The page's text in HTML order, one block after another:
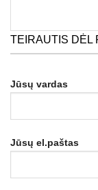
TEIRAUTIS DĖL
Jūsų vardas
Jūsų el.paštas